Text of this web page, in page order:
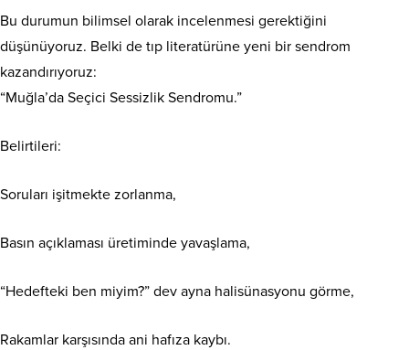
Bu durumun bilimsel olarak incelenmesi gerektiğini
düşünüyoruz. Belki de tıp literatürüne yeni bir sendrom
kazandırıyoruz:
“Muğla’da Seçici Sessizlik Sendromu.”
Belirtileri:
Soruları işitmekte zorlanma,
Basın açıklaması üretiminde yavaşlama,
“Hedefteki ben miyim?” dev ayna halisünasyonu görme,
Rakamlar karşısında ani hafıza kaybı.